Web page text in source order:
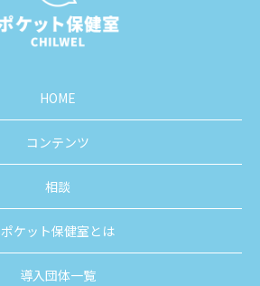
HOME
コンテンツ
相談
ポケット保健室とは
導入団体一覧